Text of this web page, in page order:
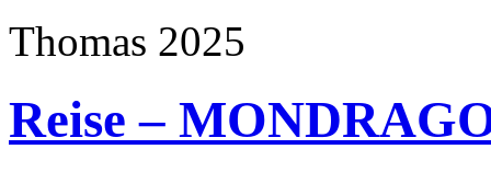
Thomas 2025
Reise –